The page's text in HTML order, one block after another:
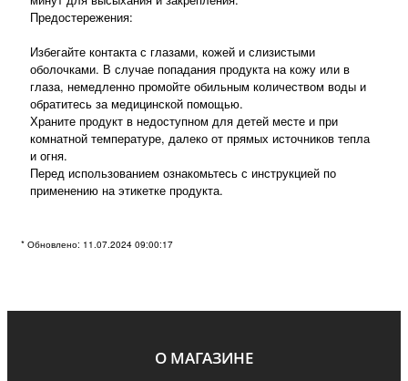
Предостережения:
Избегайте контакта с глазами, кожей и слизистыми
оболочками. В случае попадания продукта на кожу или в
глаза, немедленно промойте обильным количеством воды и
обратитесь за медицинской помощью.
Храните продукт в недоступном для детей месте и при
комнатной температуре, далеко от прямых источников тепла
и огня.
Перед использованием ознакомьтесь с инструкцией по
применению на этикетке продукта.
* Обновлено: 11.07.2024 09:00:17
О МАГАЗИНЕ